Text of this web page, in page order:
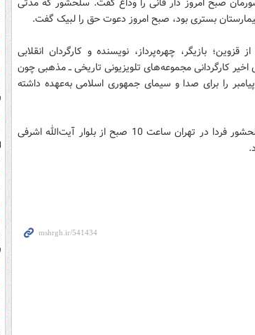
بستری بود، صبح امروز دعوت حق را لبیک گفت.
فرج‌الله سلحشور متولد سال 1331 از قزوین؛ بازیگر، چهره‌پرداز، نویسنده و کارگردان انقلابی
کارگردانی مجموعه‌های تلویزیونی تاریخی ــ مذهبی چون
را برای صدا و سیمای جمهوری اسلامی به‌عهده داشته
مراسم تشییع پیکر مرحوم فرج‌الله سلحشور فردا در تهران ساعت 10 صبح از بلوار آیت‌الله اشرفی